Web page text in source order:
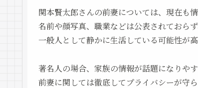
関本賢太郎さんの前妻については、現在も
名前や顔写真、職業などは公表されておらず
一般人として静かに生活している可能性が高
著名人の場合、家族の情報が話題になりやす
前妻に関しては徹底してプライバシーが守